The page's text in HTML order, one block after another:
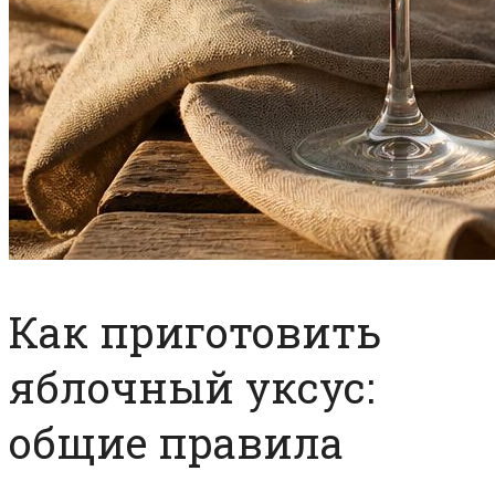
Как приготовить
яблочный уксус:
общие правила